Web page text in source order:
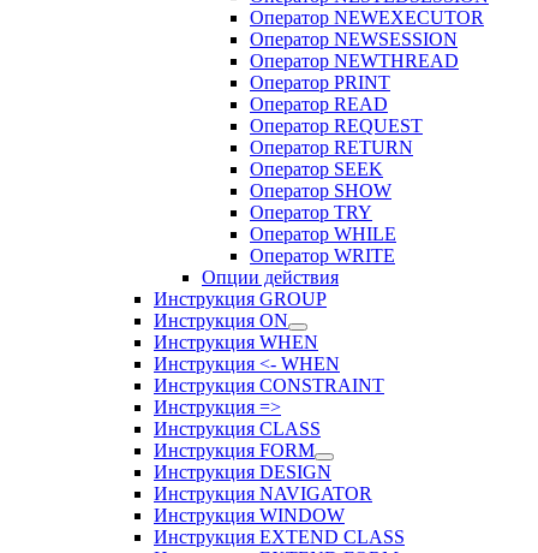
Оператор NEWEXECUTOR
Оператор NEWSESSION
Оператор NEWTHREAD
Оператор PRINT
Оператор READ
Оператор REQUEST
Оператор RETURN
Оператор SEEK
Оператор SHOW
Оператор TRY
Оператор WHILE
Оператор WRITE
Опции действия
Инструкция GROUP
Инструкция ON
Инструкция WHEN
Инструкция <- WHEN
Инструкция CONSTRAINT
Инструкция =>
Инструкция CLASS
Инструкция FORM
Инструкция DESIGN
Инструкция NAVIGATOR
Инструкция WINDOW
Инструкция EXTEND CLASS